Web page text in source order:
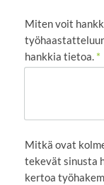
Miten voit
hankkia tietoa. *
Mitkä ovat
tekevät sinusta
kertoa